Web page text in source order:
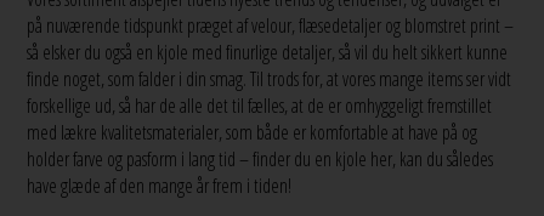
på nuværende tidspunkt præget af velour, flæsedetaljer og blomstret print –
så elsker du også en kjole med finurlige detaljer, så vil du helt sikkert kunne
finde noget, som falder i din smag. Til trods for, at vores mange items ser vidt
forskellige ud, så har de alle det til fælles, at de er omhyggeligt fremstillet
med lækre kvalitetsmaterialer, som både er komfortable at have på og
holder farve og pasform i lang tid – finder du en kjole her, kan du således
have glæde af den mange år frem i tiden!